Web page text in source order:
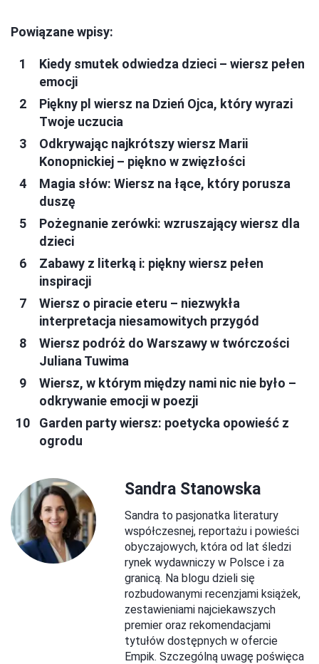
Powiązane wpisy:
Kiedy smutek odwiedza dzieci – wiersz pełen
emocji
Piękny pl wiersz na Dzień Ojca, który wyrazi
Twoje uczucia
Odkrywając najkrótszy wiersz Marii
Konopnickiej – piękno w zwięzłości
Magia słów: Wiersz na łące, który porusza
duszę
Pożegnanie zerówki: wzruszający wiersz dla
dzieci
Zabawy z literką i: piękny wiersz pełen
inspiracji
Wiersz o piracie eteru – niezwykła
interpretacja niesamowitych przygód
Wiersz podróż do Warszawy w twórczości
Juliana Tuwima
Wiersz, w którym między nami nic nie było –
odkrywanie emocji w poezji
Garden party wiersz: poetycka opowieść z
ogrodu
Sandra Stanowska
Sandra to pasjonatka literatury
współczesnej, reportażu i powieści
obyczajowych, która od lat śledzi
rynek wydawniczy w Polsce i za
granicą. Na blogu dzieli się
rozbudowanymi recenzjami książek,
zestawieniami najciekawszych
premier oraz rekomendacjami
tytułów dostępnych w ofercie
Empik. Szczególną uwagę poświęca